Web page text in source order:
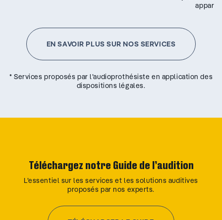
EN SAVOIR PLUS SUR NOS SERVICES
* Services proposés par l’audioprothésiste en application des
dispositions légales.
Téléchargez notre Guide de l’audition
L’essentiel sur les services et les solutions auditives
proposés par nos experts.